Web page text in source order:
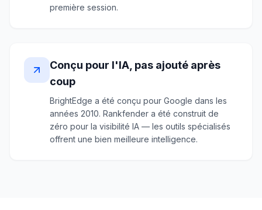
première session.
Conçu pour l'IA, pas ajouté après
coup
BrightEdge a été conçu pour Google dans les
années 2010. Rankfender a été construit de
zéro pour la visibilité IA — les outils spécialisés
offrent une bien meilleure intelligence.